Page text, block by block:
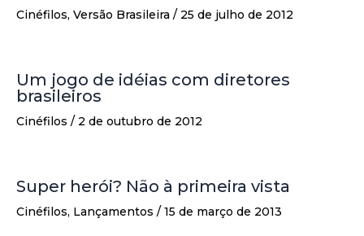
Cinéfilos, Versão Brasileira / 25 de julho de 2012
Um jogo de idéias com diretores
brasileiros
Cinéfilos / 2 de outubro de 2012
Super herói? Não à primeira vista
Cinéfilos, Lançamentos / 15 de março de 2013